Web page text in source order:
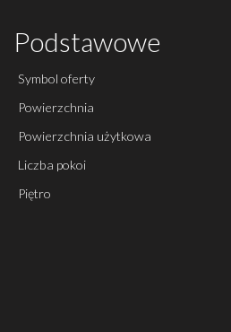
Podstawowe
Symbol oferty
Powierzchnia
Powierzchnia użytkowa
Liczba pokoi
Piętro